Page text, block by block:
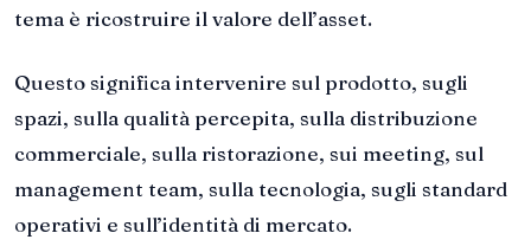
tema è ricostruire il valore dell’asset.
Questo significa intervenire sul prodotto, sugli
spazi, sulla qualità percepita, sulla distribuzione
commerciale, sulla ristorazione, sui meeting, sul
management team, sulla tecnologia, sugli standard
operativi e sull’identità di mercato.